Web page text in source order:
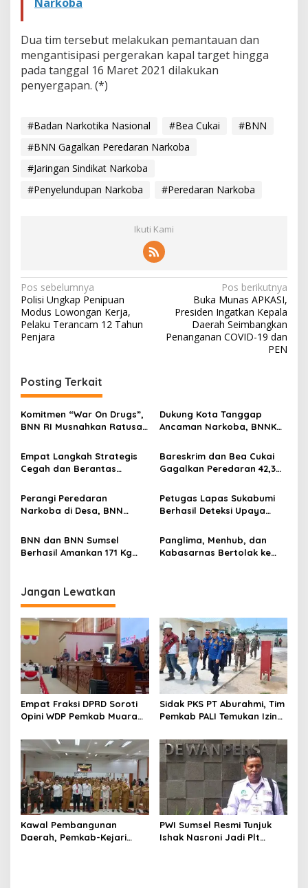
Dua tim tersebut melakukan pemantauan dan
mengantisipasi pergerakan kapal target hingga
pada tanggal 16 Maret 2021 dilakukan
penyergapan. (*)
#Badan Narkotika Nasional #Bea Cukai
#BNN
#BNN Gagalkan Peredaran Narkoba
#Jaringan Sindikat Narkoba
#Penyelundupan Narkoba
#Peredaran Narkoba
Ikuti Kami
N
a
v
a
s
i
o
Pos sebelumnya
Polisi Ungkap Penipuan
Modus Lowongan Kerja,
Pelaku Terancam 12 Tahun
Penjara
Pos berikutnya
Buka Munas APKASI,
Presiden Ingatkan Kepala
Daerah Seimbangkan
Penanganan COVID-19 dan
PEN
Posting Terkait
Komitmen “War On Drugs”,
BNN RI Musnahkan Ratusan
Narkotika
Dukung Kota Tanggap
Ancaman Narkoba, BNNK
Workshop Penguatan
Kapasitas Insan Media
Empat Langkah Strategis
Cegah dan Berantas
Bareskrim dan Bea Cukai
Gagalkan Peredaran 42,3
Ekstasi
Perangi Peredaran
Narkoba di Desa, BNN
Petugas Lapas Sukabumi
Berhasil Deteksi Upaya
dalam Sale Pisang
BNN dan BNN Sumsel
Berhasil Amankan 171 Kg
Panglima, Menhub, dan
Kabasarnas Bertolak ke
Jangan Lewatkan
Empat Fraksi DPRD Soroti
Opini WDP Pemkab Muara
Kelola Keuangan
Sidak PKS PT Aburahmi, Tim
Pemkab PALI Temukan Izin
Kawal Pembangunan
Daerah, Pemkab-Kejari
PWI Sumsel Resmi Tunjuk
Ishak Nasroni Jadi Plt